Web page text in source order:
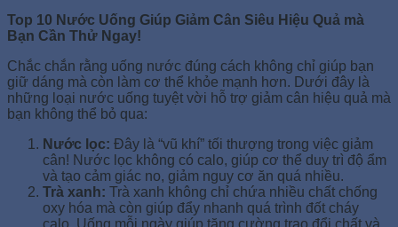
Top 10 Nước Uống Giúp Giảm Cân Siêu Hiệu Quả mà
Bạn Cần Thử Ngay!
Chắc chắn rằng uống nước đúng cách không chỉ giúp bạn
giữ dáng mà còn làm cơ thể khỏe mạnh hơn. Dưới đây là
những loại nước uống tuyệt vời hỗ trợ giảm cân hiệu quả mà
bạn không thể bỏ qua:
Nước lọc: Đây là “vũ khí” tối thượng trong việc giảm
cân! Nước lọc không có calo, giúp cơ thể duy trì độ ẩm
và tạo cảm giác no, giảm nguy cơ ăn quá nhiều.
Trà xanh: Trà xanh không chỉ chứa nhiều chất chống
oxy hóa mà còn giúp đẩy nhanh quá trình đốt cháy
calo. Uống mỗi ngày giúp tăng cường trao đổi chất và